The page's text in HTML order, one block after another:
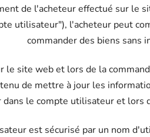
de l'acheteur effectué sur le
utilisateur"), l'acheteur peut
commander des biens sans
le site web et lors de la
de mettre à jour les
dans le compte utilisateur et lors
est sécurisé par un nom